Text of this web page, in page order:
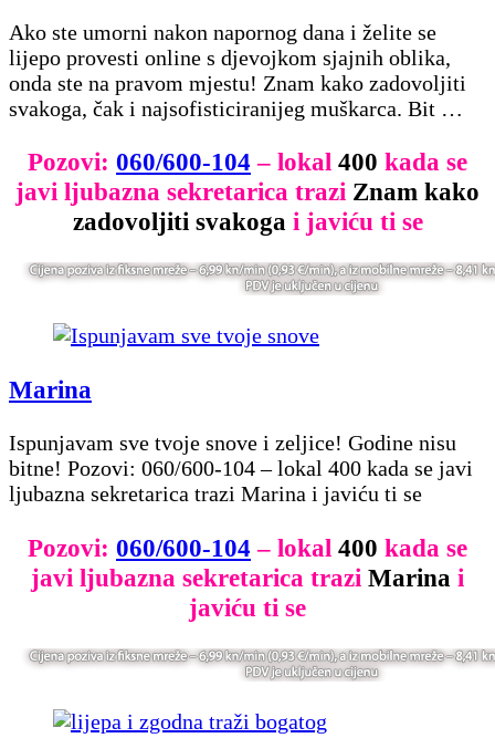
Ako ste umorni nakon napornog dana i želite se
lijepo provesti online s djevojkom sjajnih oblika,
onda ste na pravom mjestu! Znam kako zadovoljiti
svakoga, čak i najsofisticiranijeg muškarca. Bit …
Pozovi: 060/600-104 – lokal 400 kada se
javi ljubazna sekretarica trazi Znam kako
zadovoljiti svakoga i javiću ti se
Marina
Ispunjavam sve tvoje snove i zeljice! Godine nisu
bitne! Pozovi: 060/600-104 – lokal 400 kada se javi
ljubazna sekretarica trazi Marina i javiću ti se
Pozovi: 060/600-104 – lokal 400 kada se
javi ljubazna sekretarica trazi Marina i
javiću ti se